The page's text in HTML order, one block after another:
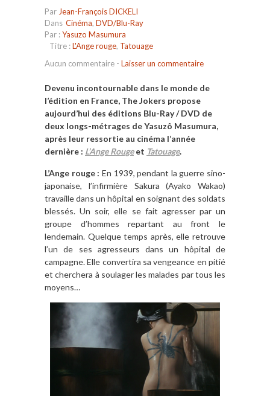
Par Jean-François DICKELI
Dans Cinéma, DVD/Blu-Ray
Par :Yasuzo Masumura
Titre :L'Ange rouge, Tatouage
Aucun commentaire - Laisser un commentaire
Devenu incontournable dans le monde de
l’édition en France, The Jokers propose
aujourd’hui des éditions Blu-Ray / DVD de
deux longs-métrages de Yasuzô Masumura,
après leur ressortie au cinéma l’année
dernière : L’Ange Rougeet Tatouage.
L’Ange rouge : En 1939, pendant la guerre sino-
japonaise, l’infirmière Sakura (Ayako Wakao)
travaille dans un hôpital en soignant des soldats
blessés. Un soir, elle se fait agresser par un
groupe d’hommes repartant au front le
lendemain. Quelque temps après, elle retrouve
l’un de ses agresseurs dans un hôpital de
campagne. Elle convertira sa vengeance en pitié
et cherchera à soulager les malades par tous les
moyens…